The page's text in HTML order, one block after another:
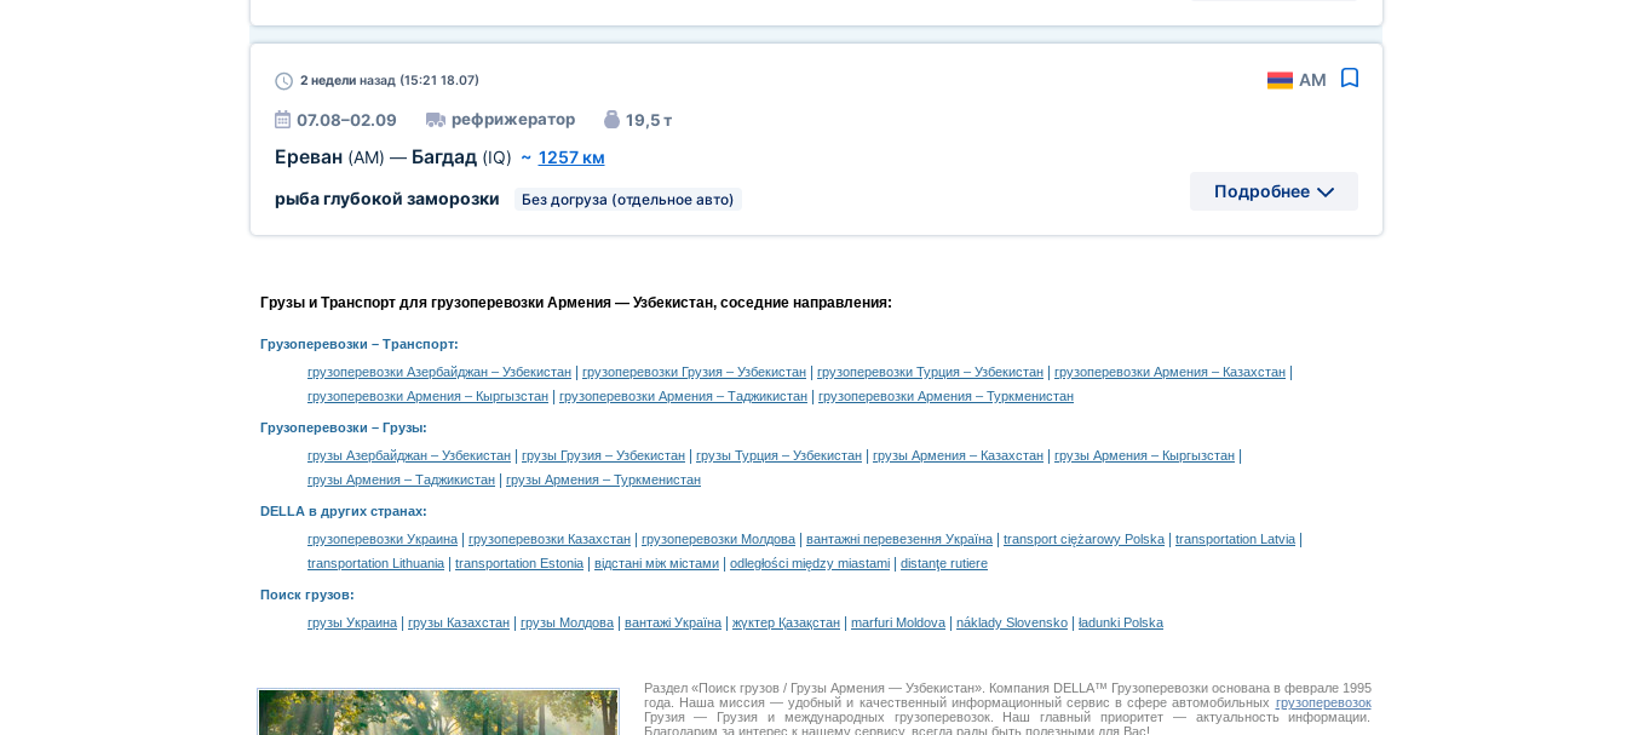
2 неделиназад (15:21 18.07) AM
07.08–02.09 рефрижератор 19,5 т
Ереван (AM) — Багдад (IQ) ~ 1257 км
рыба глубокой заморозки
Без догруза (отдельное авто) Подробнее
Грузы и Транспорт для грузоперевозки Армения — Узбекистан, соседние направления:
Грузоперевозки – Транспорт:
грузоперевозки Азербайджан – Узбекистан
грузоперевозки Грузия – Узбекистан грузоперевозки Турция – Узбекистан грузоперевозки Армения – Казахстан
грузоперевозки Армения – Кыргызстан грузоперевозки Армения – Таджикистан грузоперевозки Армения – Туркменистан
Грузоперевозки – Грузы:
грузы Азербайджан – Узбекистан
грузы Грузия – Узбекистан грузы Турция – Узбекистан грузы Армения – Казахстан грузы Армения – Кыргызстан
грузы Армения – Таджикистан грузы Армения – Туркменистан
DELLA в других странах:
грузоперевозки Украина
грузоперевозки Казахстан грузоперевозки Молдова вантажні перевезення Україна transport ciężarowy Polska transportation Latvia
transportation Lithuania transportation Estonia відстані між містами odległości między miastami distanţe rutiere
Поиск грузов:
грузы Украина
грузы Казахстан грузы Молдова вантажі Україна жүктер Қазақстан marfuri Moldova náklady Slovensko ładunki Polska
Раздел «Поиск грузов / Грузы Армения — Узбекистан». Компания DELLA™ Грузоперевозки основана в феврале 1995
года. Наша миссия — удобный и качественный информационный сервис в сфере автомобильных грузоперевозок
Грузия — Грузия и международных грузоперевозок. Наш главный приоритет — актуальность информации.
Благодарим за интерес к нашему сервису, всегда рады быть полезными для Вас!